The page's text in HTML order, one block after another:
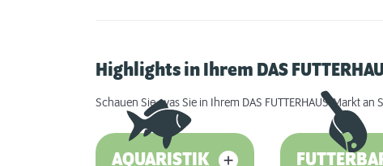
Highlights in Ihrem DAS
Schauen Sie, was Sie in Ihrem DAS FUTTERHAUS-Markt
AQUARISTIK